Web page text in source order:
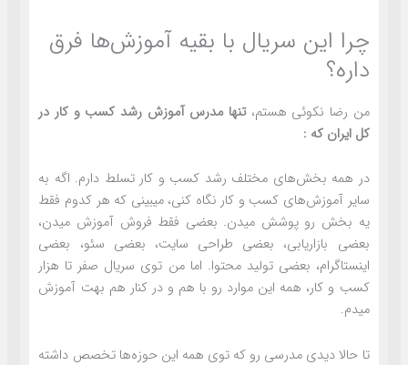
چرا این سریال با بقیه آموزش‌ها فرق
داره؟
من رضا نکوئی هستم،تنها مدرس آموزش رشد کسب و کار در
کل ایران که :
در همه بخش‌های مختلف رشد کسب و کار تسلط دارم. اگه به
سایر آموزش‌های کسب و کار نگاه کنی، میبینی که هر کدوم فقط
یه بخش رو پوشش میدن. بعضی فقط فروش آموزش میدن،
بعضی بازاریابی، بعضی طراحی سایت، بعضی سئو، بعضی
اینستاگرام، بعضی تولید محتوا. اما من توی سریال صفر تا هزار
کسب و کار، همه این موارد رو با هم و در کنار هم بهت آموزش
میدم.
تا حالا دیدی مدرسی رو که توی همه این حوزه‌ها تخصص داشته